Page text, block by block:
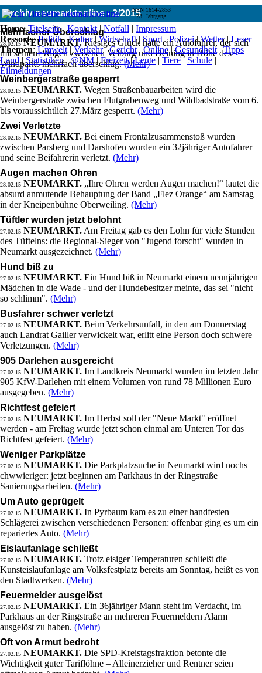
Archiv neumarktonline - 2/2015
Mehrfacher Überschlag
28.02.15 NEUMARKT.Riesiges Glück hatte ein Autofahrer, der sich
mit seinem Wagen zwischen Velburg und Deining in Höhe des
Windparks mehrfach überschlug.(Mehr)
Weinbergerstraße gesperrt
28.02.15 NEUMARKT. Wegen Straßenbauarbeiten wird die
Weinbergerstraße zwischen Flutgrabenweg und Wildbadstraße vom 6.
bis voraussichtlich 27.März gesperrt. (Mehr)
Zwei Verletzte
28.02.15 NEUMARKT. Bei einem Frontalzusammenstoß wurden
zwischen Parsberg und Darshofen wurden ein 32jähriger Autofahrer
und seine Beifahrerin verletzt. (Mehr)
Augen machen Ohren
28.02.15 NEUMARKT. „Ihre Ohren werden Augen machen!“ lautet die
absurd anmutende Behauptung der Band „Flez Orange“ am Samstag
in der Kneipenbühne Oberweiling. (Mehr)
Tüftler wurden jetzt belohnt
27.02.15 NEUMARKT. Am Freitag gab es den Lohn für viele Stunden
des Tüftelns: die Regional-Sieger von "Jugend forscht" wurden in
Neumarkt ausgezeichnet. (Mehr)
Hund biß zu
27.02.15 NEUMARKT. Ein Hund biß in Neumarkt einem neunjährigen
Mädchen in die Wade - und der Hundebesitzer meinte, das sei "nicht
so schlimm". (Mehr)
Busfahrer schwer verletzt
27.02.15 NEUMARKT. Beim Verkehrsunfall, in den am Donnerstag
auch Landrat Gailler verwickelt war, erlitt eine Person doch schwere
Verletzungen. (Mehr)
905 Darlehen ausgereicht
27.02.15 NEUMARKT. Im Landkreis Neumarkt wurden im letzten Jahr
905 KfW-Darlehen mit einem Volumen von rund 78 Millionen Euro
ausgegeben. (Mehr)
Richtfest gefeiert
27.02.15 NEUMARKT. Im Herbst soll der "Neue Markt" eröffnet
werden - am Freitag wurde jetzt schon einmal am Unteren Tor das
Richtfest gefeiert. (Mehr)
Weniger Parkplätze
27.02.15 NEUMARKT. Die Parkplatzsuche in Neumarkt wird nochs
chwwieriger: jetzt beginnen am Parkhaus in der Ringstraße
Sanierungsarbeiten. (Mehr)
Um Auto geprügelt
27.02.15 NEUMARKT. In Pyrbaum kam es zu einer handfesten
Schlägerei zwischen verschiedenen Personen: offenbar ging es um ein
repariertes Auto. (Mehr)
Eislaufanlage schließt
27.02.15 NEUMARKT. Trotz eisiger Temperaturen schließt die
Kunsteislaufanlage am Volksfestplatz bereits am Sonntag, heißt es von
den Stadtwerken. (Mehr)
Feuermelder ausgelöst
27.02.15 NEUMARKT. Ein 36jähriger Mann steht im Verdacht, im
Parkhaus an der Ringstraße an mehreren Feuermeldern Alarm
ausgelöst zu haben. (Mehr)
Oft von Armut bedroht
27.02.15 NEUMARKT. Die SPD-Kreistagsfraktion betonte die
Wichtigkeit guter Tariflöhne – Alleinerzieher und Rentner seien
ISSN 1614-2853
23. Jahrgang
Home:Titelseite|Kontakt|Notfall | Impressum
Ressorts:Politik|Kultur|Wirtschaft| Sport|Polizei|Wetter|Leser
Themen:Umwelt |Verkehr|Gericht|Online|Gesundheit |Tipps |
Land|Statistiken|@NM|Freizeit|Leute | Tiere| Schule |
Eilmeldungen